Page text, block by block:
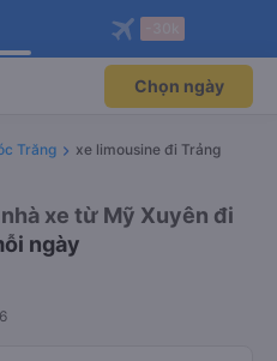
ngay!
viên độc
Mở app
vé máy bay qua
Mở app
Chọn ngày
Trăng
xe limousine đi Trảng
xe từ Mỹ Xuyên đi
ngày